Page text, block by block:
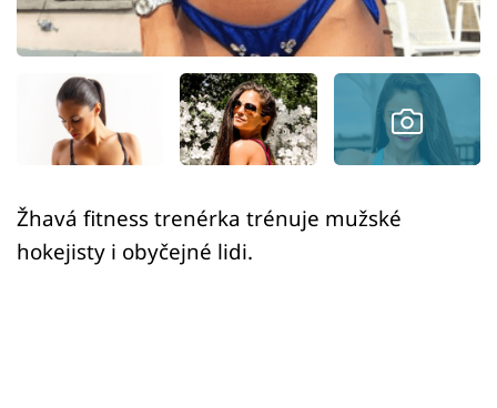
Sledujte prima+
Přihlášení
Sledujte nás
Žhavá fitness trenérka trénuje mužské
hokejisty i obyčejné lidi.